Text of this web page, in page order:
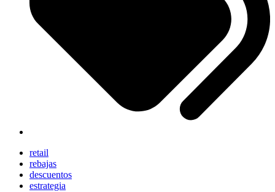
retail
rebajas
descuentos
estrategia